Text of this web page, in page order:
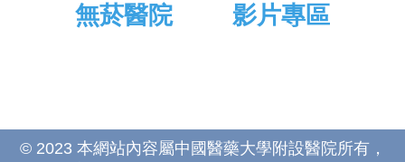
無菸醫院 影片專區
© 2023 本網站內容屬中國醫藥大學附設醫院所有，